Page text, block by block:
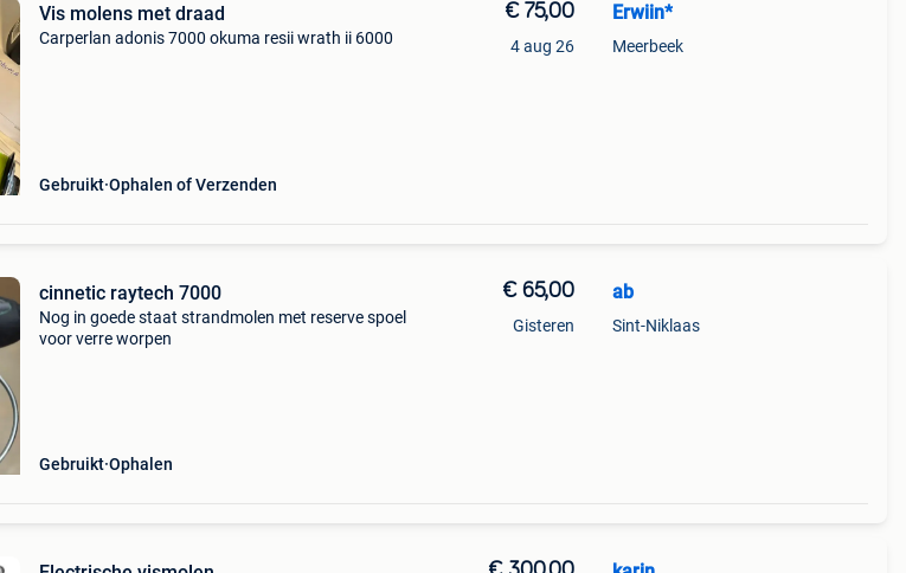
Vis molens met draad
Carperlan adonis 7000 okuma resii wrath ii 6000
Gebruikt Ophalen of Verzenden
€ 75,00
4 aug 26
Erwiin*
Meerbeek
cinnetic raytech 7000
Nog in goede staat strandmolen met reserve spoel
voor verre worpen
Gebruikt Ophalen
€ 65,00
Gisteren
ab
Sint-Niklaas